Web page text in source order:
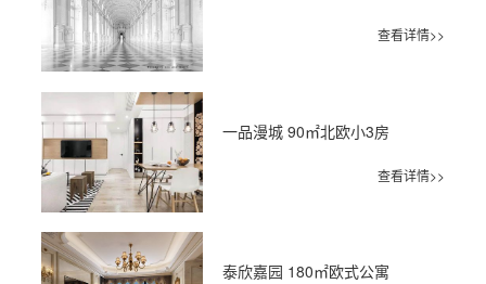
查看详情>>
一品漫城 90㎡北欧小3房
查看详情>>
泰欣嘉园 180㎡欧式公寓